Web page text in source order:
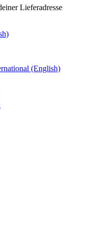
Lieferadresse
(English)